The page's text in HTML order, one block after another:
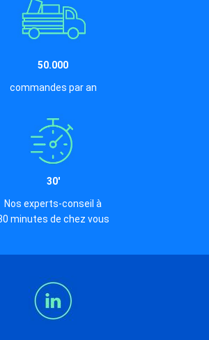
50.000
commandes par an
30'
Nos experts-conseil à
minutes de chez vous